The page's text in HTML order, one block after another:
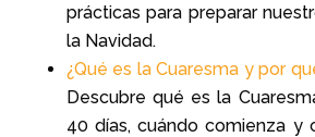
prácticas para preparar
la Navidad.
¿Qué es la Cuaresma y por
Descubre qué es la
40 días, cuándo comienza y